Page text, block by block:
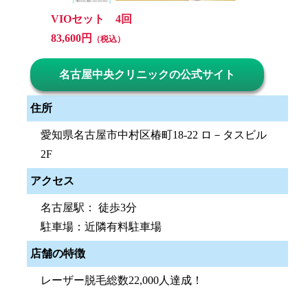
VIOセット 4回
83,600円
（税込）
名古屋中央クリニックの公式サイト
住所
愛知県名古屋市中村区椿町18-22 ロ－タスビル
2F
アクセス
名古屋駅： 徒歩3分
駐車場：近隣有料駐車場
店舗の特徴
レーザー脱毛総数22,000人達成！